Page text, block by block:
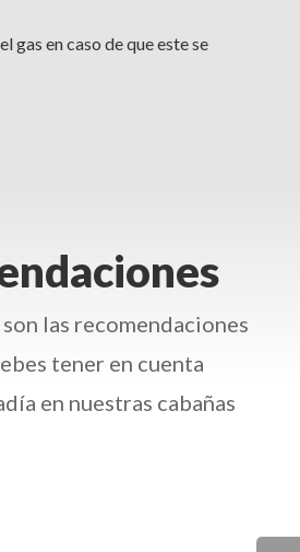
gas en caso de que este se
las recomendaciones
tener en cuenta
en nuestras cabañas